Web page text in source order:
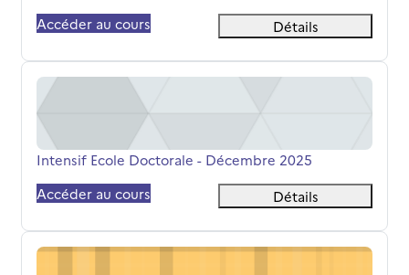
Accéder au cours
Détails
Intensif Ecole Doctorale - Décembre 2025
Nom du cours
Intensif Ecole Doctorale - Décembre 2025
Accéder au cours
Détails
DU Tremplin Santé- parcours IFSI Bénédicte FONTAINE